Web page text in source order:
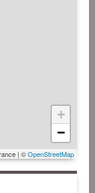
+
−
| ©OpenStreetMap